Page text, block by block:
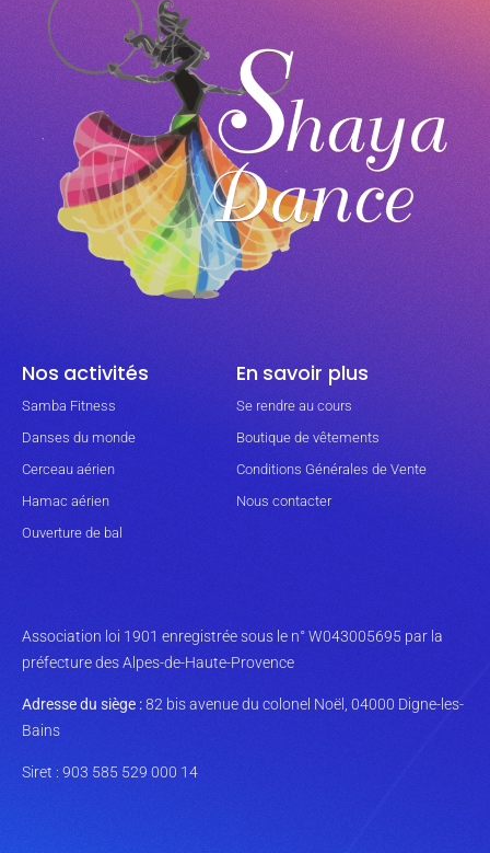
Nos activités
Samba Fitness
Danses du monde
Cerceau aérien
Hamac aérien
Ouverture de bal
En savoir plus
Se rendre au cours
Boutique de vêtements
Conditions Générales de Vente
Nous contacter
Association loi 1901 enregistrée sous le n° W043005695 par la
préfecture des Alpes-de-Haute-Provence
Adresse du siège :82 bis avenue du colonel Noël, 04000 Digne-les-
Bains
Siret : 903 585 529 000 14